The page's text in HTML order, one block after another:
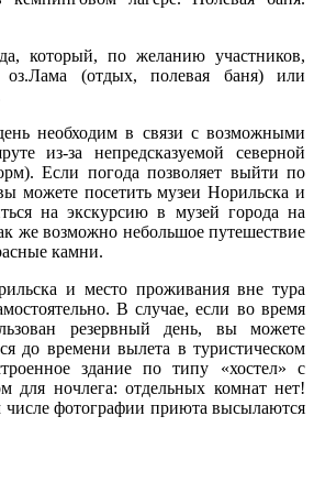
который, по желанию участников,
(отдых, полевая баня) или
необходим в связи с возможными
из-за непредсказуемой северной
Если погода позволяет выйти по
можете посетить музеи Норильска и
на экскурсию в музей города на
же возможно небольшое путешествие
камни.
и место проживания вне тура
В случае, если во время
резервный день, вы можете
до времени вылета в туристическом
здание по типу «хостел» с
для ночлега: отдельных комнат нет!
числе фотографии приюта высылаются